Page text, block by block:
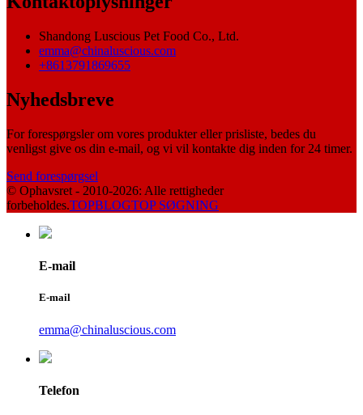
Shandong Luscious Pet Food Co., Ltd.
emma@chinaluscious.com
+8613791869655
Nyhedsbreve
For forespørgsler om vores produkter eller prisliste, bedes du
venligst give os din e-mail, og vi vil kontakte dig inden for 24 timer.
Send forespørgsel
© Ophavsret - 2010-2026: Alle rettigheder
forbeholdes.TOPBLOGTOP SØGNING
E-mail
E-mail
emma@chinaluscious.com
Telefon